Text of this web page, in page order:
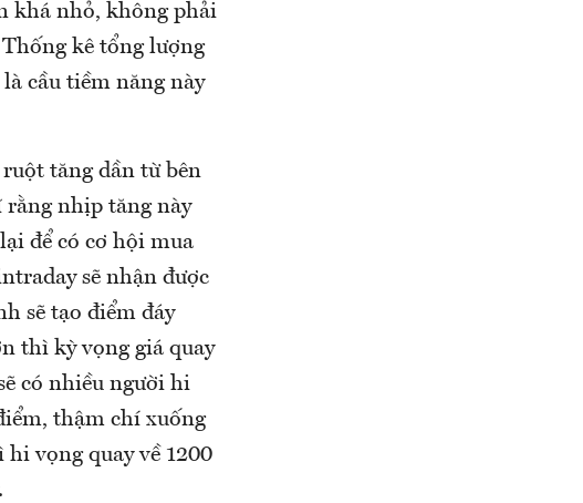
khá nhỏ, không phải
kê tổng lượng
cầu tiềm năng này
tăng dần từ bên
nhịp tăng này
để có cơ hội mua
sẽ nhận được
sẽ tạo điểm đáy
thì kỳ vọng giá quay
có nhiều người hi
thậm chí xuống
vọng quay về 1200